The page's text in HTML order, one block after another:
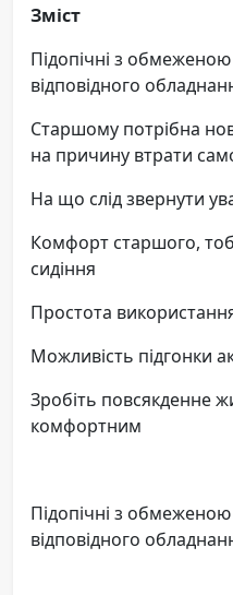
Зміст
Підопічні з
відповідного
Старшому потрібна
на причину втрати
На що слід звернути
Комфорт старшого,
сидіння
Простота
Можливість підгонки
Зробіть повсякденне
комфортним
Підопічні з
відповідного